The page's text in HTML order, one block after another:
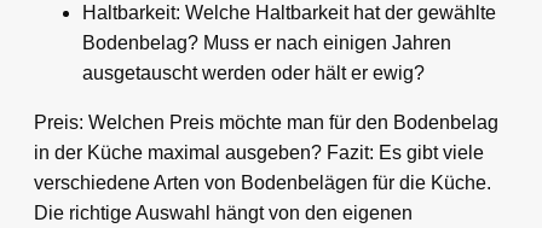
Haltbarkeit: Welche Haltbarkeit hat der gewählte
Bodenbelag? Muss er nach einigen Jahren
ausgetauscht werden oder hält er ewig?
Preis: Welchen Preis möchte man für den Bodenbelag
in der Küche maximal ausgeben? Fazit: Es gibt viele
verschiedene Arten von Bodenbelägen für die Küche.
Die richtige Auswahl hängt von den eigenen